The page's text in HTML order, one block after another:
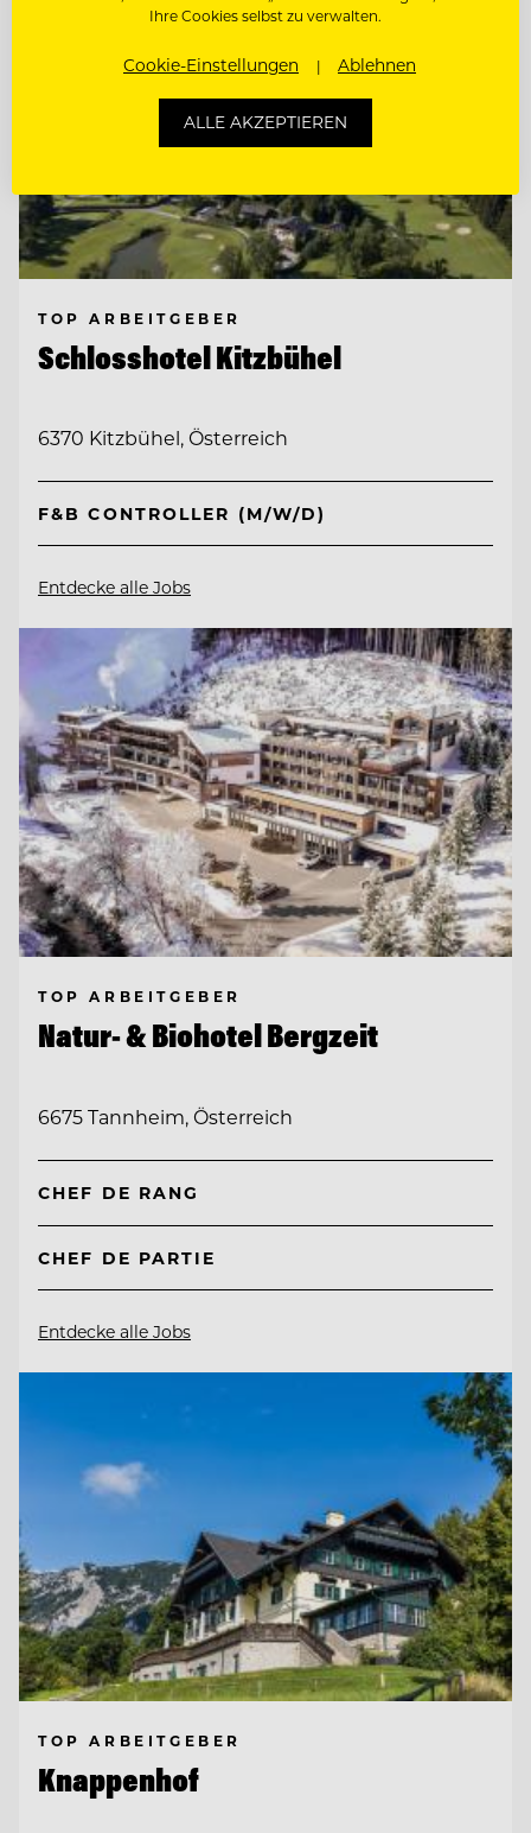
TOP ARBEITGEBER
Schlosshotel Kitzbühel
6370 Kitzbühel, Österreich
F&B CONTROLLER (M/W/D)
Entdecke alle Jobs
TOP ARBEITGEBER
Natur- & Biohotel Bergzeit
6675 Tannheim, Österreich
CHEF DE RANG
CHEF DE PARTIE
Entdecke alle Jobs
TOP ARBEITGEBER
Knappenhof
Ihre Cookies selbst zu verwalten.
Cookie-Einstellungen Ablehnen
ALLE AKZEPTIEREN